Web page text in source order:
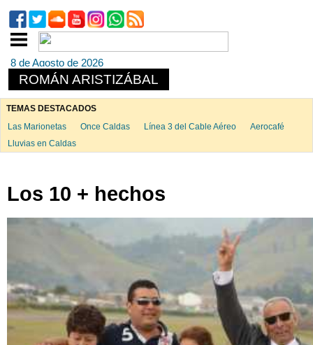
8 de Agosto de 2026
ROMÁN ARISTIZÁBAL
TEMAS DESTACADOS
Las Marionetas
Once Caldas Línea 3 del Cable Aéreo
Aerocafé
Lluvias en Caldas
Los 10 + hechos